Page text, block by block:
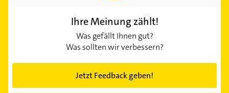
Ihre Meinung zählt!
Was gefällt Ihnen gut?
Was sollten wir verbessern?
Jetzt Feedback geben!